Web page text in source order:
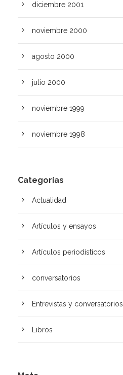
diciembre 2001
noviembre 2000
agosto 2000
julio 2000
noviembre 1999
noviembre 1998
Categorías
Actualidad
Artículos y ensayos
Artí­culos periodísticos
conversatorios
Entrevistas y conversatorios
Libros